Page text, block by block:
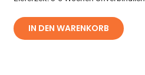
IN DEN WARENKORB